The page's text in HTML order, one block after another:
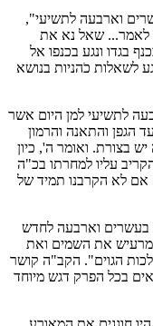
וארבעה לתשיעי",
לאמר... שאל נא את
בגדו ונגע בכנפו אל
לשאלות כֹהניות בנושא
לתשיעי למן היום אשר
הגפן והתאנה והרמון
בצורת. ואומר ה', כיון
עליו למחרתו בכ"ה
אם לא הקרבנו תמיד של
בעשרים וארבעה לחדש
מרעיש את השמים ואת
הגוים". הקב"ה קושר
בכל הפרק דגש מיוחד